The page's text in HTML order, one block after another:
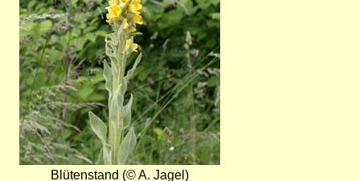
Blütenstand (© A. Jagel)